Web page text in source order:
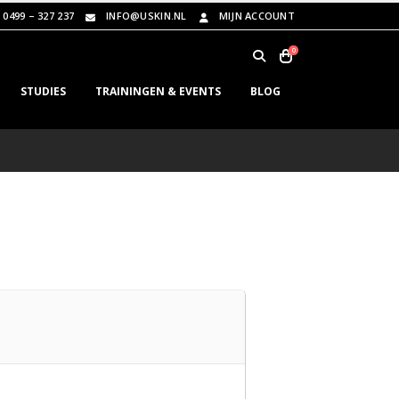
0499 – 327 237 INFO@USKIN.NL MIJN ACCOUNT
0
STUDIES TRAININGEN & EVENTS BLOG